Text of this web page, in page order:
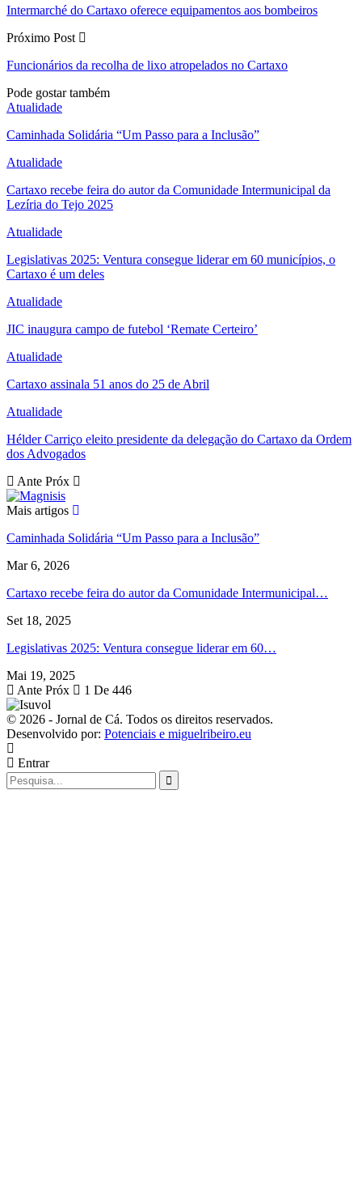
Intermarché do Cartaxo oferece equipamentos aos bombeiros
Próximo Post
Funcionários da recolha de lixo atropelados no Cartaxo
Pode gostar também
Atualidade
Caminhada Solidária “Um Passo para a Inclusão”
Atualidade
Cartaxo recebe feira do autor da Comunidade Intermunicipal da
Lezíria do Tejo 2025
Atualidade
Legislativas 2025: Ventura consegue liderar em 60 municípios, o
Cartaxo é um deles
Atualidade
JIC inaugura campo de futebol ‘Remate Certeiro’
Atualidade
Cartaxo assinala 51 anos do 25 de Abril
Atualidade
Hélder Carriço eleito presidente da delegação do Cartaxo da Ordem
dos Advogados
Ante Próx
Mais artigos
Caminhada Solidária “Um Passo para a Inclusão”
Mar 6, 2026
Cartaxo recebe feira do autor da Comunidade Intermunicipal…
Set 18, 2025
Legislativas 2025: Ventura consegue liderar em 60…
Mai 19, 2025
Ante Próx 1 De 446
© 2026 - Jornal de Cá. Todos os direitos reservados.
Desenvolvido por: Potenciais e miguelribeiro.eu
Entrar